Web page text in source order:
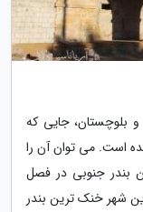
بلوچستان، جایی که
است. می توان آن را
بندر جنوبی در فصل
شهر خنک ترین بندر